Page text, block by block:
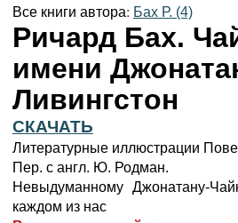
Все книги автора: Бах Р. (4)
Ричард Бах.
имени
Ливингстон
СКАЧАТЬ
Литературные иллюстрации
Пер. с англ. Ю. Родман.
Невыдуманному Джонатану-
каждом из нас